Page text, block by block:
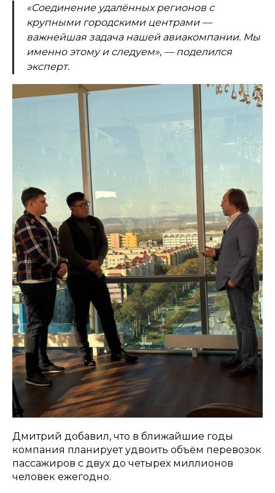
«Соединение удалённых регионов с
крупными городскими центрами —
важнейшая задача нашей авиакомпании. Мы
именно этому и следуем», — поделился
эксперт.
Дмитрий добавил, что в ближайшие годы
компания планирует удвоить объём перевозок
пассажиров с двух до четырех миллионов
человек ежегодно.